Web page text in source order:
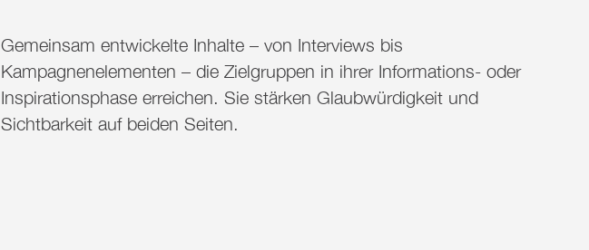
Gemeinsam entwickelte Inhalte – von Interviews bis
Kampagnenelementen – die Zielgruppen in ihrer Informations- oder
Inspirationsphase erreichen. Sie stärken Glaubwürdigkeit und
Sichtbarkeit auf beiden Seiten.